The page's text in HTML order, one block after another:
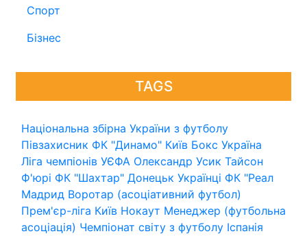
Спорт
Бізнес
TAGS
Національна збірна України з футболу
Півзахисник ФК "Динамо" Київ Бокс Україна
Ліга чемпіонів УЄФА Олександр Усик Тайсон
Ф'юрі ФК "Шахтар" Донецьк Українці ФК "Реал
Мадрид Воротар (асоціативний футбол)
Прем'єр-ліга Київ Нокаут Менеджер (футбольна
асоціація) Чемпіонат світу з футболу Іспанія